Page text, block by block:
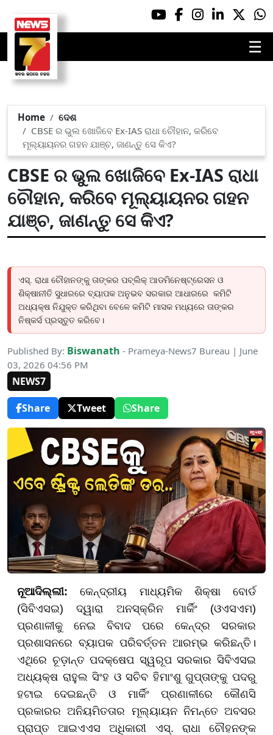
☰
Home
ଦେଶ
CBSE ର ଭୁଲ ଖୋଜିବେ Ex-IAS ରାଧା ଚୌହାନ, କରିବେ
ମୂଲ୍ୟାୟନର ଗହନ ଯାଞ୍ଚ, ଜାଣନ୍ତୁ ସେ କିଏ?
CBSE ର ଭୁଲ ଖୋଜିବେ Ex-IAS ରାଧା
ଚୌହାନ, କରିବେ ମୂଲ୍ୟାୟନର ଗହନ
ଯାଞ୍ଚ, ଜାଣନ୍ତୁ ସେ କିଏ?
ଏସ୍. ରାଧା ଚୌହାନଙ୍କୁ ତାଙ୍କର ପବ୍ଲିକ୍ ଆଡମିନେଷ୍ଟ୍ରେସନ ଓ
ଶିକ୍ଷାନୀତି ସୁଧାରରେ ବ୍ୟାପକ ଅନୁଭବ ସରକାର ଆଧାରରେ କମିଟି
ଅଧ୍ୟକ୍ଷ ନିଯୁକ୍ତ କରିଥିବା ବେଳେ କମିଟି ମାସକ ମଧ୍ୟରେ ତାଙ୍କର
ନିଷ୍କର୍ସ ପ୍ରସ୍ତୁତ କରିବେ।
Published By: Biswanath - Prameya-News7 Bureau | June
03, 2026 04:56 PM
NEWS7
Share
Tweet Share
ନୂଆଦିଲ୍ଲୀ: କେନ୍ଦ୍ରୀୟ ମାଧ୍ୟମିକ ଶିକ୍ଷା ବୋର୍ଡ
(ସିବିଏସଇ) ଦ୍ୱାରା ଅନସ୍କ୍ରିନ ମାର୍କିଂ (ଓଏସଏମ)
ପ୍ରଣାଳୀକୁ ନେଇ ବିବାଦ ପରେ କେନ୍ଦ୍ର ସରକାର
ପ୍ରଶାସନରେ ବ୍ୟାପକ ପରିବର୍ତ୍ତନ ଆରମ୍ଭ କରିଛନ୍ତି।
ଏଥିରେ ଚୂଡ଼ାନ୍ତ ପଦକ୍ଷେପ ସ୍ୱରୂପ ସରକାର ସିବିଏସଇ
ଅଧ୍ୟକ୍ଷ ରାହୁଲ ସିଂହ ଓ ସଚିବ ହିମାଂଶୁ ଗୁପ୍ତାଙ୍କୁ ପଦରୁ
ହଟାଇ ଦେଇଛନ୍ତି ଓ ମାର୍କିଂ ପ୍ରଣାଳୀରେ କୌଣସି
ପ୍ରକାରର ଅନିୟମିତତାର ମୂଲ୍ୟାୟନ ନିମନ୍ତେ ଅବସର
ପ୍ରାପ୍ତ ଆଇଏଏସ ଅଧିକାରୀ ଏସ୍. ରାଧା ଚୌହନଙ୍କ